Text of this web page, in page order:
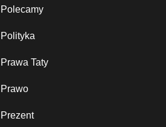
Polecamy
Polityka
Prawa Taty
Prawo
Prezent